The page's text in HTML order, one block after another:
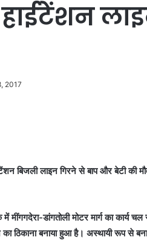
2017
बिजली लाइन गिरने से बाप और बेटी की
डांगतोली मोटर मार्ग का कार्य
ठिकाना बनाया हुआ है। अस्थायी रूप से